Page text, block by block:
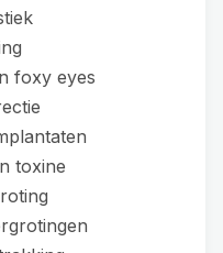
foxy eyes
toxine